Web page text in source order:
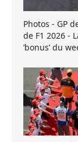
Photos - GP
de F1 2026 -
’bonus’ du